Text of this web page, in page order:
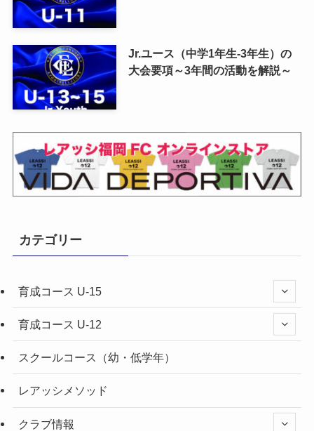
Jr.ユース（中学1年生-3年生）の
大会要項～3年間の活動を解説～
カテゴリー
育成コース U-15
育成コース U-12
スクールコース（幼・低学年）
レアッシメソッド
クラブ情報